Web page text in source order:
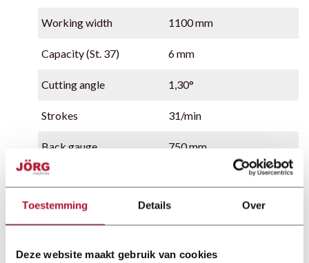
Toestemming Details Over
Deze website maakt gebruik van cookies
Working width 1100 mm
Capacity (St. 37) 6 mm
Cutting angle 1,30°
Strokes 31/min
Back gauge 750 mm
Table height
Control NC